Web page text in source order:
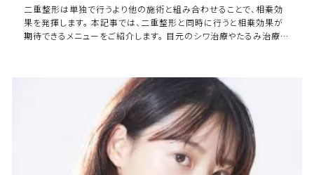
二重整形は単独で行うより他の施術と組み合わせることで、相乗効
果を発揮します。 本記事では、二重整形と同時に行うと相乗効果が
期待できるメニューをご紹介します。 目元のシワ治療やたるみ治療な